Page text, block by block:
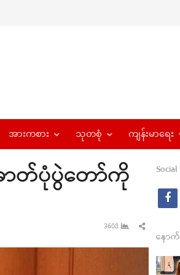
အားကစား သုတစုံ ကျန်းမာရေး
ာတ်ပုံပွဲတော်ကို
3608
Share
this
post
f
c
e
နောက်